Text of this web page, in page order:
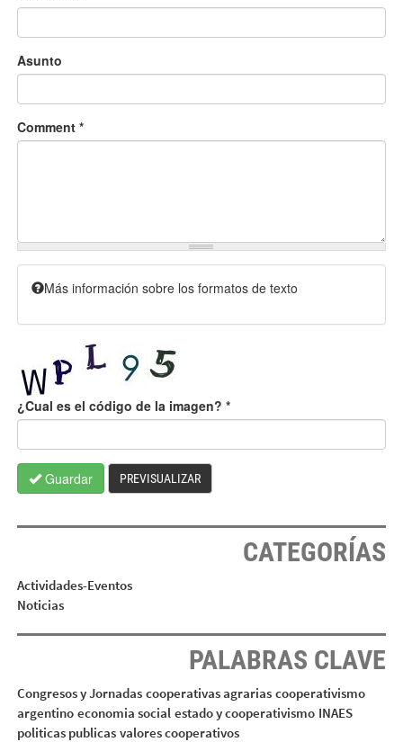
Asunto
Comment *
Más información sobre los formatos de texto
¿Cual es el código de la imagen? *
Guardar PREVISUALIZAR
CATEGORÍAS
Actividades-Eventos
Noticias
PALABRAS CLAVE
Congresos y Jornadas cooperativas agrarias cooperativismo
argentino economia social estado y cooperativismo INAES
politicas publicas valores cooperativos